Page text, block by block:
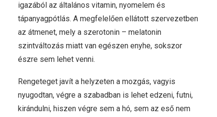
igazából az általános vitamin, nyomelem és
tápanyagpótlás. A megfelelően ellátott szervezetben
az átmenet, mely a szerotonin – melatonin
szintváltozás miatt van egészen enyhe, sokszor
észre sem lehet venni.
Rengeteget javít a helyzeten a mozgás, vagyis
nyugodtan, végre a szabadban is lehet edzeni, futni,
kirándulni, hiszen végre sem a hó, sem az eső nem